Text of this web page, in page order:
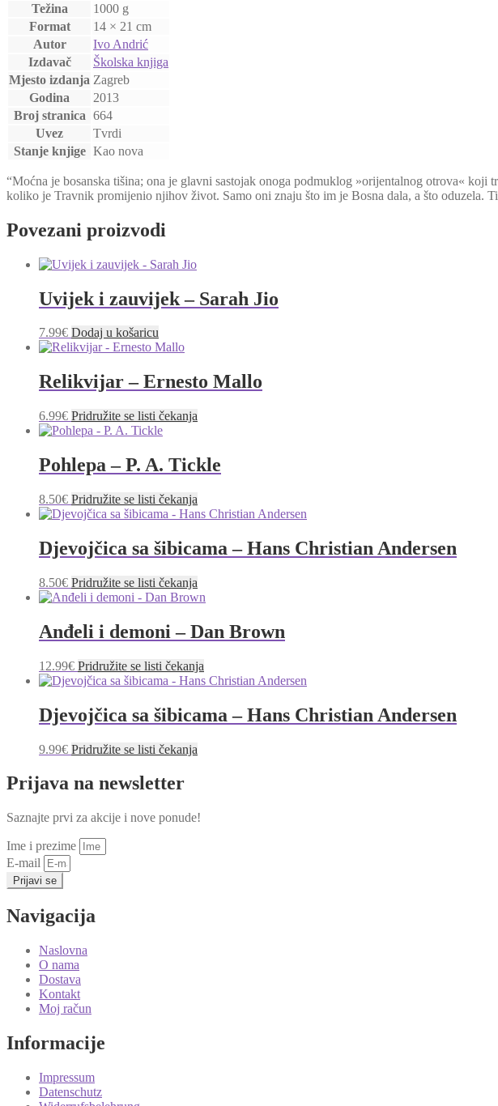
Težina
1000 g
Format
14 × 21 cm
Autor
Ivo Andrić
Izdavač
Školska knjiga
Mjesto izdanja Zagreb
Godina
2013
Broj stranica 664
Uvez
Tvrdi
Stanje knjige Kao nova
“Moćna je bosanska tišina; ona je glavni sastojak onoga podmuklog »orijentalnog otrova«
koliko je Travnik promijenio njihov život. Samo oni znaju što im je Bosna dala, a što oduzela.
Povezani proizvodi
Uvijek i zauvijek – Sarah Jio
7.99€ Dodaj u košaricu
Relikvijar – Ernesto Mallo
6.99€ Pridružite se listi čekanja
Pohlepa – P. A. Tickle
8.50€ Pridružite se listi čekanja
Djevojčica sa šibicama – Hans Christian Andersen
8.50€ Pridružite se listi čekanja
Anđeli i demoni – Dan Brown
12.99€ Pridružite se listi čekanja
Djevojčica sa šibicama – Hans Christian Andersen
9.99€ Pridružite se listi čekanja
Prijava na newsletter
Saznajte prvi za akcije i nove ponude!
Ime i prezime
E-mail
Prijavi se
Navigacija
Naslovna
O nama
Dostava
Kontakt
Moj račun
Informacije
Impressum
Datenschutz